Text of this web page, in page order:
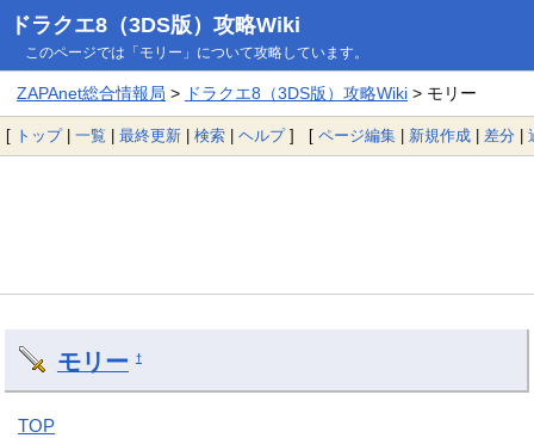
ドラクエ8（3DS版）攻略Wiki
このページでは「モリー」について攻略しています。
ZAPAnet総合情報局 > ドラクエ8（3DS版）攻略Wiki> モリー
[ トップ| 一覧 | 最終更新 | 検索 | ヘルプ] [ ページ編集 | 新規作成 | 差分 |
モリー †
TOP